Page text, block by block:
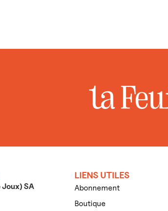
SA
LIENS UTILES
Abonnement
Boutique